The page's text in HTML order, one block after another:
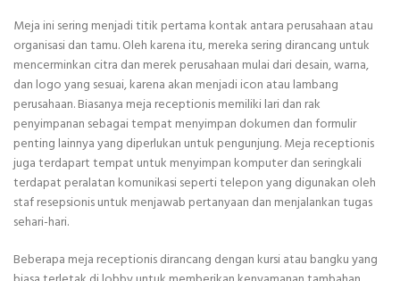
Meja ini sering menjadi titik pertama kontak antara perusahaan atau
organisasi dan tamu. Oleh karena itu, mereka sering dirancang untuk
mencerminkan citra dan merek perusahaan mulai dari desain, warna,
dan logo yang sesuai, karena akan menjadi icon atau lambang
perusahaan. Biasanya meja receptionis memiliki lari dan rak
penyimpanan sebagai tempat menyimpan dokumen dan formulir
penting lainnya yang diperlukan untuk pengunjung. Meja receptionis
juga terdapart tempat untuk menyimpan komputer dan seringkali
terdapat peralatan komunikasi seperti telepon yang digunakan oleh
staf resepsionis untuk menjawab pertanyaan dan menjalankan tugas
sehari-hari.
Beberapa meja receptionis dirancang dengan kursi atau bangku yang